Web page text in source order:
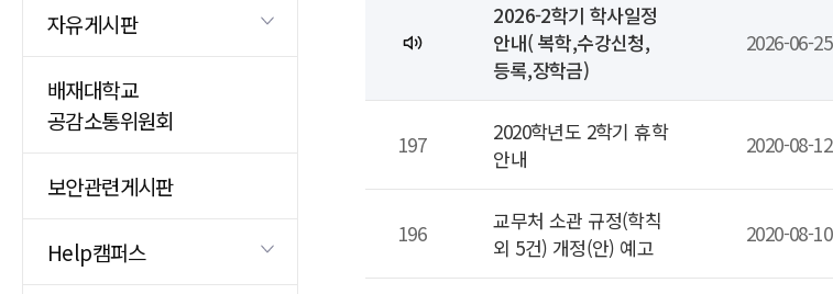
자유게시판
배재대학교
공감소통위원회
보안관련게시판
Help캠퍼스
2026-2학기 학사일정
안내( 복학,수강신청,
등록,장학금)
2026-06-25
197
2020학년도 2학기 휴학
안내
2020-08-12
196
교무처 소관 규정(학칙
외 5건) 개정(안) 예고
2020-08-10